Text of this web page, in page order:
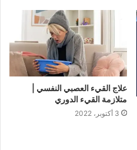
علاج القيء العصبي النفسي |
متلازمة القيء الدوري
3 أكتوبر، 2022